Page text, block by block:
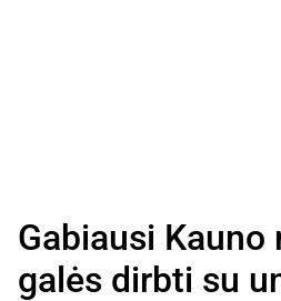
Gabiausi Kauno
galės dirbti su